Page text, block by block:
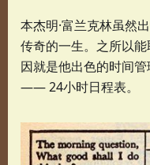
本杰明·富兰克林虽然
传奇的一生。之所以
因就是他出色的时间
—— 24小时日程表。